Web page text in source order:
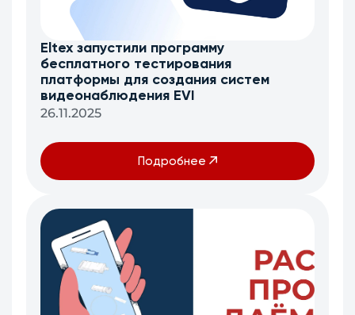
Eltex запустили программу
бесплатного тестирования
платформы для создания систем
видеонаблюдения EVI
26.11.2025
Подробнее